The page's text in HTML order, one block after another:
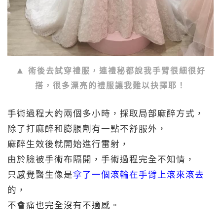
術後去試穿禮服，連禮秘都說我手臂很細很好
搭，很多漂亮的禮服讓我難以抉擇耶！
手術過程大約兩個多小時，採取局部麻醉方式，
除了打麻醉和膨脹劑有一點不舒服外，
麻醉生效後就開始進行雷射，
由於臉被手術布隔開，手術過程完全不知情，
只感覺醫生像是拿了一個滾輪在手臂上滾來滾去
的，
不會痛也完全沒有不適感。